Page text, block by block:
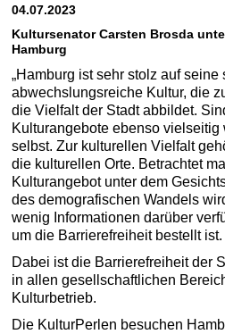
04.07.2023
Kultursenator Carsten Brosda
Hamburg
„Hamburg ist sehr stolz auf seine
abwechslungsreiche Kultur, die
die Vielfalt der Stadt abbildet.
Kulturangebote ebenso
selbst. Zur kulturellen Vielfalt
die kulturellen Orte. Betrachtet
Kulturangebot unter dem
des demografischen Wandels
wenig Informationen darüber
um die Barrierefreiheit bestellt ist.
Dabei ist die Barrierefreiheit der
in allen gesellschaftlichen
Kulturbetrieb.
Die KulturPerlen besuchen